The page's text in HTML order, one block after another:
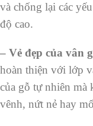
và chống lại các
độ cao.
– Vẻ đẹp của vân
hoàn thiện với lớp
của gỗ tự nhiên mà
vênh, nứt nẻ hay